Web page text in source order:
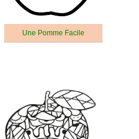
Une Pomme Facile